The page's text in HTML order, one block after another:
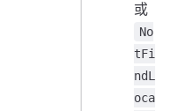
或
No
tFi
ndL
oca